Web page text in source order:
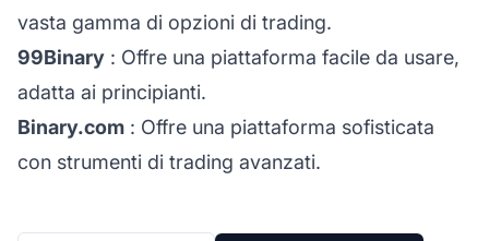
vasta gamma di opzioni di trading.
99Binary : Offre una piattaforma facile da usare,
adatta ai principianti.
Binary.com : Offre una piattaforma sofisticata
con strumenti di trading avanzati.